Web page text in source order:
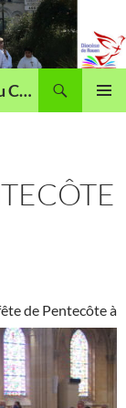
Paroisse Sainte Thérèse de la vallée du Cailly
de Pentecôte à